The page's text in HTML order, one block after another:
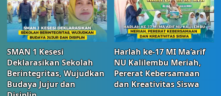
SMAN 1 Kesesi
Deklarasikan Sekolah
Berintegritas, Wujudkan
Budaya Jujur dan
Harlah ke-17 MI Ma’arif
NU Kalilembu Meriah,
Pererat Kebersamaan
dan Kreativitas Siswa